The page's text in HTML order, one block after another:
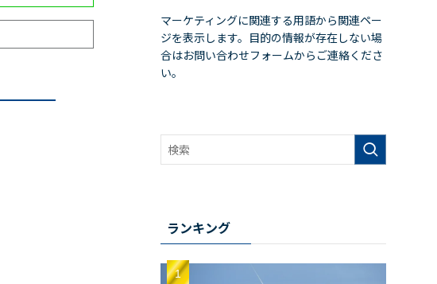
マーケティングに関連する用語から関連ペー
ジを表示します。目的の情報が存在しない場
合はお問い合わせフォームからご連絡くださ
い。
ランキング